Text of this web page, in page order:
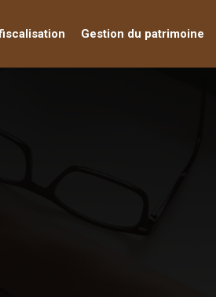
Gestion du patrimoine